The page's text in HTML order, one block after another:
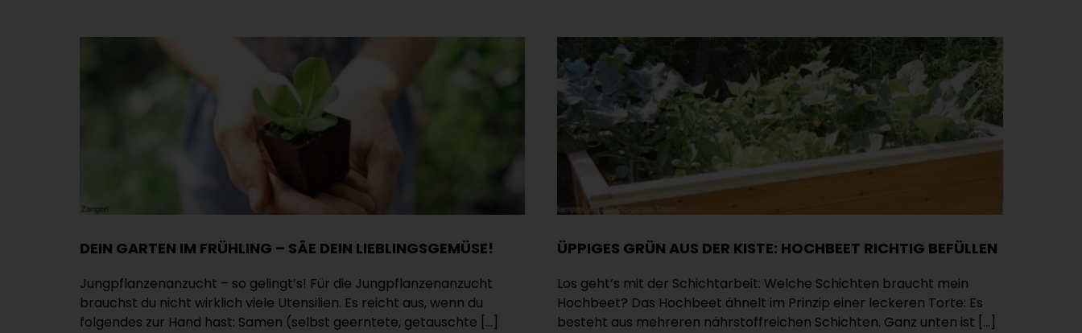
DEIN GARTEN IM FRÜHLING – SÄE DEIN LIEBLINGSGEMÜSE!
Jungpflanzenanzucht – so gelingt’s! Für die Jungpflanzenanzucht
brauchst du nicht wirklich viele Utensilien. Es reicht aus, wenn du
folgendes zur Hand hast: Samen (selbst geerntete, getauschte […]
ÜPPIGES GRÜN AUS DER KISTE: HOCHBEET RICHTIG BEFÜLLEN
Los geht’s mit der Schichtarbeit: Welche Schichten braucht mein
Hochbeet? Das Hochbeet ähnelt im Prinzip einer leckeren Torte: Es
besteht aus mehreren nährstoffreichen Schichten. Ganz unten ist […]